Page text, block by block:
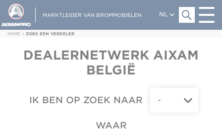
MARKTLEIDER VAN BROMMOBIELEN NL
HOME > ZOEK EEN VERDELER
DEALERNETWERK AIXAM
BELGIË
IK BEN OP ZOEK NAAR
WAAR